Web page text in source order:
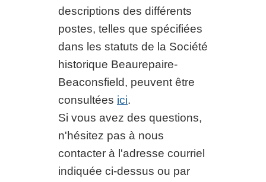
descriptions des différents
postes, telles que spécifiées
dans les statuts de la Société
historique Beaurepaire-
Beaconsfield, peuvent être
consultées ici.
Si vous avez des questions,
n'hésitez pas à nous
contacter à l'adresse courriel
indiquée ci-dessus ou par